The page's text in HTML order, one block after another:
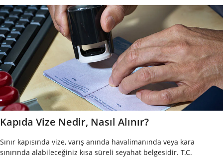
Kapıda Vize Nedir, Nasıl Alınır?
Sınır kapısında vize, varış anında havalimanında veya kara
sınırında alabileceğiniz kısa süreli seyahat belgesidir. T.C.